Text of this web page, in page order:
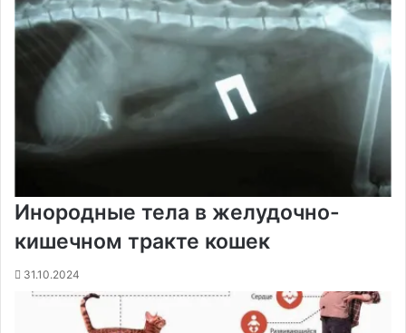
Инородные тела в желудочно-
кишечном тракте кошек
31.10.2024